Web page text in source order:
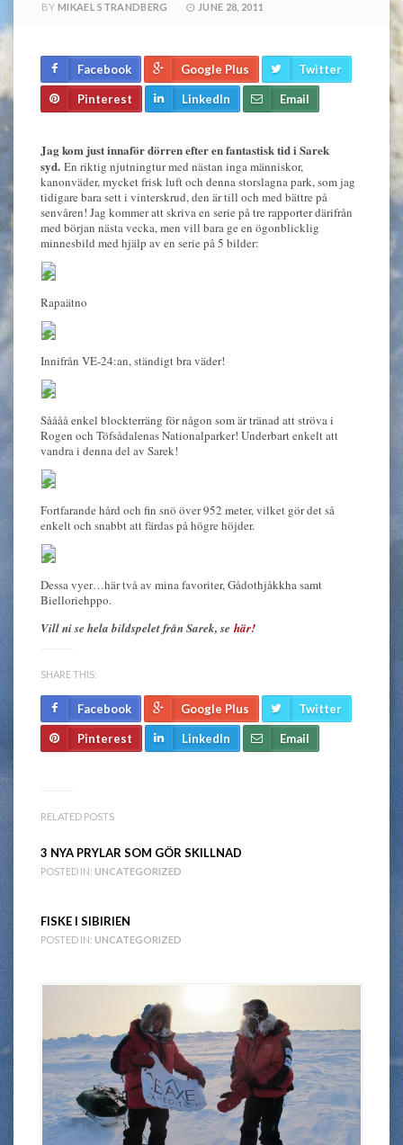
BY MIKAEL STRANDBERG JUNE 28, 2011
Facebook Google Plus Twitter
Pinterest LinkedIn Email
Jag kom just innaför dörren efter en fantastisk tid i Sarek
syd. En riktig njutningtur med nästan inga människor,
kanonväder, mycket frisk luft och denna storslagna park, som jag
tidigare bara sett i vinterskrud, den är till och med bättre på
senvåren! Jag kommer att skriva en serie på tre rapporter därifrån
med början nästa vecka, men vill bara ge en ögonblicklig
minnesbild med hjälp av en serie på 5 bilder:
Rapaätno
Innifrån VE-24:an, ständigt bra väder!
Såååå enkel blockterräng för någon som är tränad att ströva i
Rogen och Töfsådalenas Nationalparker! Underbart enkelt att
vandra i denna del av Sarek!
Fortfarande hård och fin snö över 952 meter, vilket gör det så
enkelt och snabbt att färdas på högre höjder.
Dessa vyer…här två av mina favoriter, Gådothjåkkha samt
Bielloriehppo.
Vill ni se hela bildspelet från Sarek, se här!
SHARE THIS:
Facebook Google Plus Twitter
Pinterest LinkedIn Email
RELATED POSTS
3 NYA PRYLAR SOM GÖR SKILLNAD
POSTED IN: UNCATEGORIZED
FISKE I SIBIRIEN
POSTED IN: UNCATEGORIZED